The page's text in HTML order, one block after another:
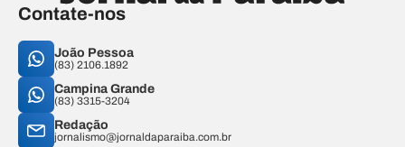
Contate-nos
João Pessoa
(83) 2106.1892
Campina Grande
(83) 3315-3204
Redação
jornalismo@jornaldaparaiba.com.br